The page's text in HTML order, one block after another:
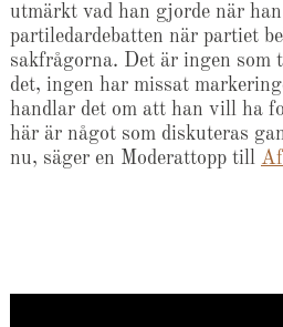
utmärkt vad han gjorde när
partiledardebatten när partiet
sakfrågorna. Det är ingen som
det, ingen har missat
handlar det om att han vill ha
här är något som diskuteras
nu, säger en Moderattopp till